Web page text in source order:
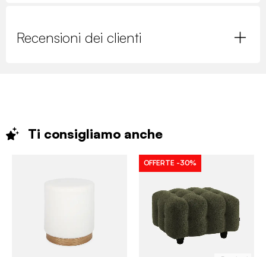
Recensioni dei clienti
Ti consigliamo anche
OFFERTE -30%